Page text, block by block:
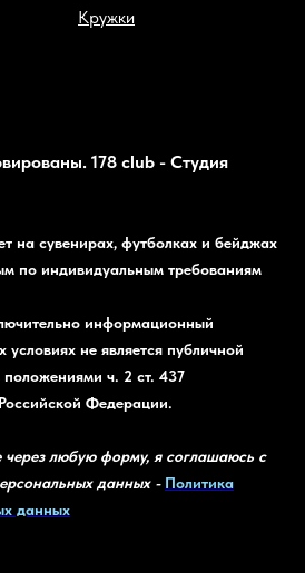
Кружки
178 club - Студия
на сувенирах, футболках и бейджах
по индивидуальным требованиям
информационный
не является публичной
ч. 2 ст. 437
Федерации.
любую форму, я соглашаюсь с
данных - Политика
данных